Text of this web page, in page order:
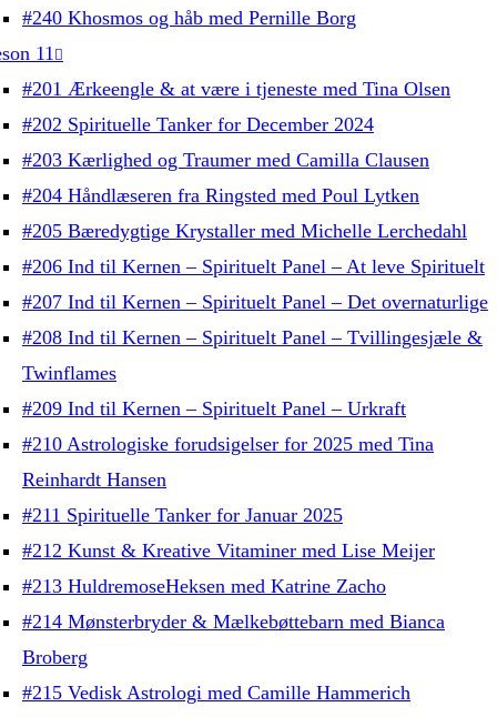
#240 Khosmos og håb med Pernille Borg
11
#201 Ærkeengle & at være i tjeneste med Tina Olsen
#202 Spirituelle Tanker for December 2024
#203 Kærlighed og Traumer med Camilla Clausen
#204 Håndlæseren fra Ringsted med Poul Lytken
#205 Bæredygtige Krystaller med Michelle Lerchedahl
#206 Ind til Kernen – Spirituelt Panel – At leve Spirituelt
#207 Ind til Kernen – Spirituelt Panel – Det overnaturlige
#208 Ind til Kernen – Spirituelt Panel – Tvillingesjæle &
Twinflames
#209 Ind til Kernen – Spirituelt Panel – Urkraft
#210 Astrologiske forudsigelser for 2025 med Tina
Reinhardt Hansen
#211 Spirituelle Tanker for Januar 2025
#212 Kunst & Kreative Vitaminer med Lise Meijer
#213 HuldremoseHeksen med Katrine Zacho
#214 Mønsterbryder & Mælkebøttebarn med Bianca
Broberg
#215 Vedisk Astrologi med Camille Hammerich